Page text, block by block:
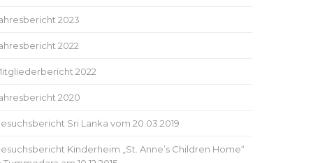
2023
2022
2022
2020
Sri Lanka vom 20.03.2019
Kinderheim „St. Anne’s Children Home“